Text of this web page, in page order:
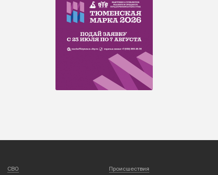
СВО
Происшествия